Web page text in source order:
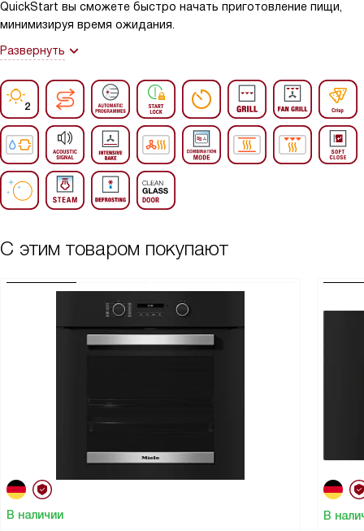
QuickStart вы сможете быстро начать приготовление пищи,
минимизируя время ожидания.
Развернуть
С этим товаром покупают
В наличии В